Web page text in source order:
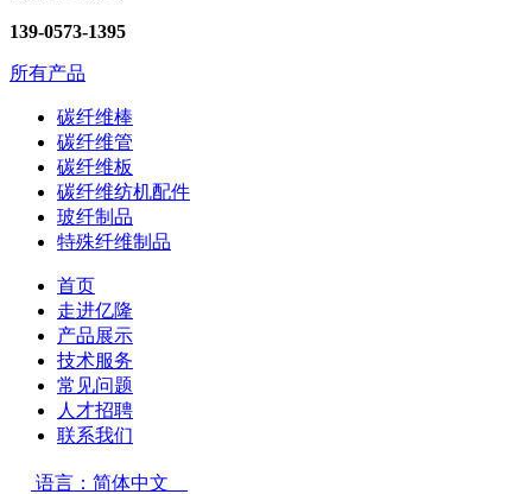
139-0573-1395
所有产品
碳纤维棒
碳纤维管
碳纤维板
碳纤维纺机配件
玻纤制品
特殊纤维制品
首页
走进亿隆
产品展示
技术服务
常见问题
人才招聘
联系我们
语言：简体中文